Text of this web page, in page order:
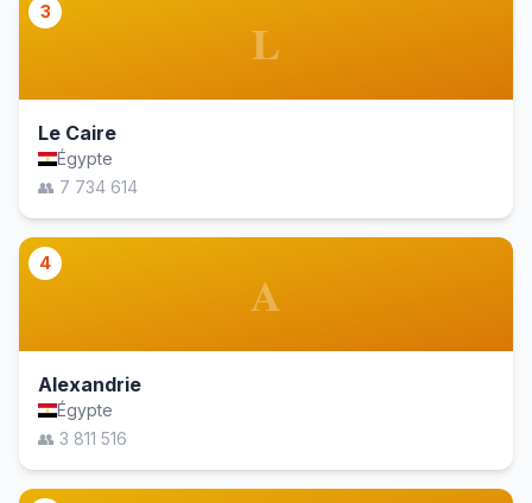
3
L
Le Caire
Égypte
👥 7 734 614
4
A
Alexandrie
Égypte
👥 3 811 516